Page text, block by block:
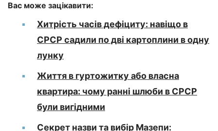
Вас може зацікавити:
Хитрість часів дефіциту: навіщо в
СРСР садили по дві картоплини в одну
лунку
Життя в гуртожитку або власна
квартира: чому ранні шлюби в СРСР
були вигідними
Секрет назви та вибір Мазепи: